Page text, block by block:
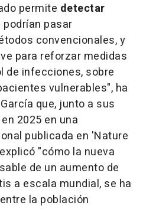
permite detectar
podrían pasar
convencionales, y
para reforzar medidas
de infecciones, sobre
vulnerables", ha
que, junto a sus
2025 en una
publicada en 'Nature
"cómo la nueva
de un aumento de
a escala mundial, se ha
la población